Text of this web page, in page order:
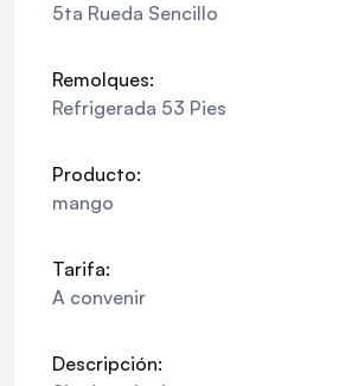
5ta Rueda Sencillo
Remolques:
Refrigerada 53 Pies
Producto:
mango
Tarifa:
A convenir
Descripción: